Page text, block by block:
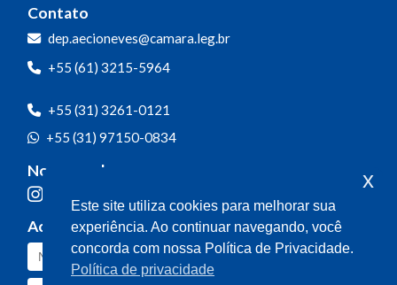
Contato
dep.aecioneves@camara.leg.br
+55 (61) 3215-5964
+55 (31) 3261-0121
+55 (31) 97150-0834
Nossas redes
Acompanhe o meu mandato
Olá! Seja bem-vindo(a).
com o gabinete do Deputado Aécio
Neves.
para nós!
Ao clicar para iniciar o contato pelo WhatsApp, você
concorda que seus dados serão utilizados exclusivamente
para atendimento relacionado às demandas, sugestões ou
informações referentes ao mandato do Deputado Aécio
Neves. Seus dados serão tratados com sigilo e não serão
compartilhados com terceiros.
Este site utiliza cookies para melhorar sua
experiência. Ao continuar navegando, você
concorda com nossa Política de Privacidade.
Política de privacidade
x